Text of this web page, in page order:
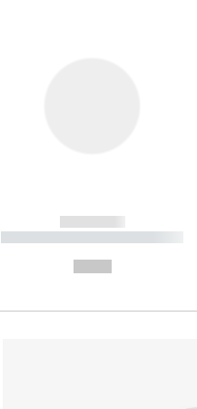
------------
----------- ----------- ----------